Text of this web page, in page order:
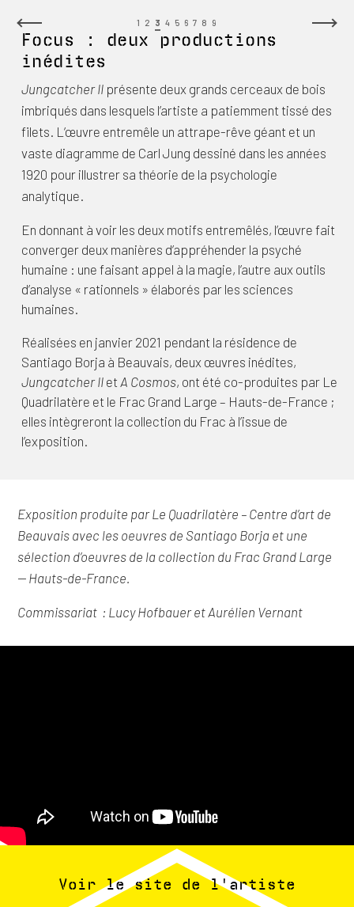
1 2 3 4 5 6 7 8 9
Focus : deux productions
inédites
Jungcatcher II présente deux grands cerceaux de bois
imbriqués dans lesquels l’artiste a patiemment tissé des
filets. L’œuvre entremêle un attrape-rêve géant et un
vaste diagramme de Carl Jung dessiné dans les années
1920 pour illustrer sa théorie de la psychologie
analytique.
En donnant à voir les deux motifs entremêlés, l’œuvre fait
converger deux manières d’appréhender la psyché
humaine : une faisant appel à la magie, l’autre aux outils
d’analyse « rationnels » élaborés par les sciences
humaines.
Réalisées en janvier 2021 pendant la résidence de
Santiago Borja à Beauvais, deux œuvres inédites,
Jungcatcher II et A Cosmos, ont été co-produites par Le
Quadrilatère et le Frac Grand Large – Hauts-de-France ;
elles intègreront la collection du Frac à l’issue de
l’exposition.
Exposition produite par Le Quadrilatère – Centre d’art de
Beauvais avec les oeuvres de Santiago Borja et une
sélection d’oeuvres de la collection du Frac Grand Large
— Hauts-de-France.
Commissariat : Lucy Hofbauer et Aurélien Vernant
Voir le site de l'artiste